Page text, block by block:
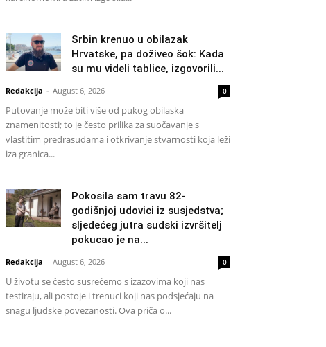
Srbin krenuo u obilazak
Hrvatske, pa doživeo šok: Kada
su mu videli tablice, izgovorili...
Redakcija - August 6, 2026 0
Putovanje može biti više od pukog obilaska
znamenitosti; to je često prilika za suočavanje s
vlastitim predrasudama i otkrivanje stvarnosti koja leži
iza granica...
Pokosila sam travu 82-
godišnjoj udovici iz susjedstva;
sljedećeg jutra sudski izvršitelj
pokucao je na...
Redakcija - August 6, 2026 0
U životu se često susrećemo s izazovima koji nas
testiraju, ali postoje i trenuci koji nas podsjećaju na
snagu ljudske povezanosti. Ova priča o...